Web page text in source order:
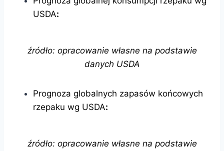
USDA:
źródło: opracowanie własne na podstawie
danych USDA
Prognoza globalnych zapasów końcowych
rzepaku wg USDA:
źródło: opracowanie własne na podstawie